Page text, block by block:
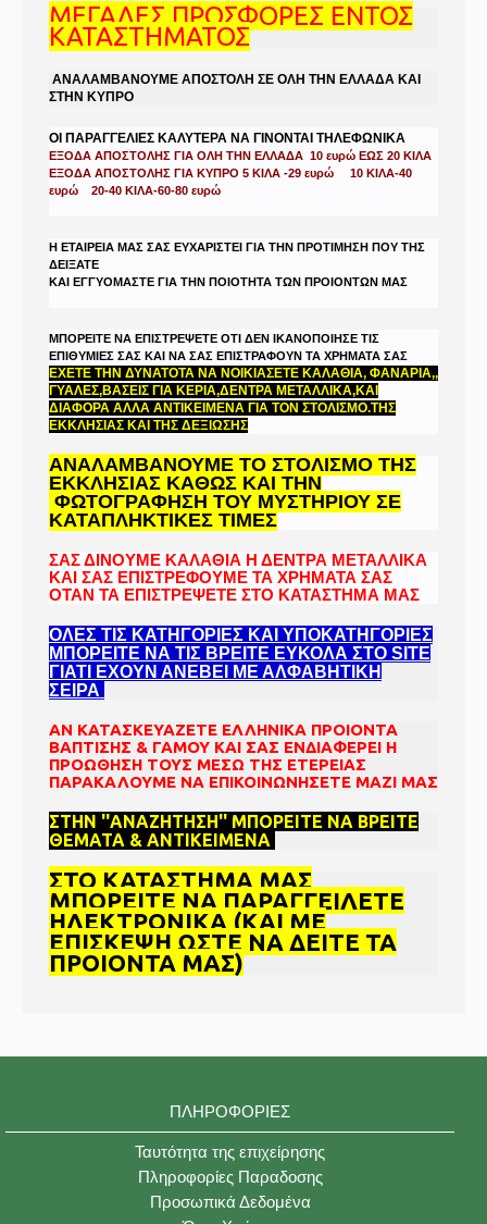
ΜΕΓΑΛΕΣ ΠΡΟΣΦΟΡΕΣ ΕΝΤΟΣ
ΚΑΤΑΣΤΗΜΑΤΟΣ
ΑΝΑΛΑΜΒΑΝΟΥΜΕ ΑΠΟΣΤΟΛΗ ΣΕ ΟΛΗ ΤΗΝ ΕΛΛΑΔΑ ΚΑΙ
ΣΤΗΝ ΚΥΠΡΟ
ΟΙ ΠΑΡΑΓΓΕΛΙΕΣ ΚΑΛΥΤΕΡΑ ΝΑ ΓΙΝΟΝΤΑΙ ΤΗΛΕΦΩΝΙΚΑ
ΕΞΟΔΑ ΑΠΟΣΤΟΛΗΣ ΓΙΑ ΟΛΗ ΤΗΝ ΕΛΛΑΔΑ 10 ευρώ ΕΩΣ 20 ΚΙΛΑ
ΕΞΟΔΑ ΑΠΟΣΤΟΛΗΣ ΓΙΑ ΚΥΠΡΟ 5 ΚΙΛΑ -29 ευρώ 10 ΚΙΛΑ-40
ευρώ 20-40 ΚΙΛΑ-60-80 ευρώ
Η ΕΤΑΙΡΕΙΑ ΜΑΣ ΣΑΣ ΕΥΧΑΡΙΣΤΕΙ ΓΙΑ ΤΗΝ ΠΡΟΤΙΜΗΣΗ ΠΟΥ ΤΗΣ
ΔΕΙΞΑΤΕ
ΚΑΙ ΕΓΓΥΟΜΑΣΤΕ ΓΙΑ ΤΗΝ ΠΟΙΟΤΗΤΑ ΤΩΝ ΠΡΟΙΟΝΤΩΝ ΜΑΣ
ΜΠΟΡΕΙΤΕ ΝΑ ΕΠΙΣΤΡΕΨΕΤΕ ΟΤΙ ΔΕΝ ΙΚΑΝΟΠΟΙΗΣΕ ΤΙΣ
ΕΠΙΘΥΜΙΕΣ ΣΑΣ ΚΑΙ ΝΑ ΣΑΣ ΕΠΙΣΤΡΑΦΟΥΝ ΤΑ ΧΡΗΜΑΤΑ ΣΑΣ
ΕΧΕΤΕ ΤΗΝ ΔΥΝΑΤΟΤΑ ΝΑ ΝΟΙΚΙΑΣΕΤΕ ΚΑΛΑΘΙΑ, ΦΑΝΑΡΙΑ,,
ΓΥΑΛΕΣ,ΒΑΣΕΙΣ ΓΙΑ ΚΕΡΙΑ,ΔΕΝΤΡΑ ΜΕΤΑΛΛΙΚΑ,ΚΑΙ
ΔΙΑΦΟΡΑ ΑΛΛΑ ΑΝΤΙΚΕΙΜΕΝΑ ΓΙΑ ΤΟΝ ΣΤΟΛΙΣΜΟ.ΤΗΣ
ΕΚΚΛΗΣΙΑΣ ΚΑΙ ΤΗΣ ΔΕΞΙΩΣΗΣ
ΑΝΑΛΑΜΒΑΝΟΥΜΕ ΤΟ ΣΤΟΛΙΣΜΟ ΤΗΣ
ΕΚΚΛΗΣΙΑΣ ΚΑΘΩΣ ΚΑΙ ΤΗΝ
ΦΩΤΟΓΡΑΦΗΣΗ ΤΟΥ ΜΥΣΤΗΡΙΟΥ ΣΕ
ΚΑΤΑΠΛΗΚΤΙΚΕΣ ΤΙΜΕΣ
ΣΑΣ ΔΙΝΟΥΜΕ ΚΑΛΑΘΙΑ Η ΔΕΝΤΡΑ ΜΕΤΑΛΛΙΚΑ
ΚΑΙ ΣΑΣ ΕΠΙΣΤΡΕΦΟΥΜΕ ΤΑ ΧΡΗΜΑΤΑ ΣΑΣ
ΟΤΑΝ ΤΑ ΕΠΙΣΤΡΕΨΕΤΕ ΣΤΟ ΚΑΤΑΣΤΗΜΑ ΜΑΣ
ΟΛΕΣ ΤΙΣ ΚΑΤΗΓΟΡΙΕΣ ΚΑΙ ΥΠΟΚΑΤΗΓΟΡΙΕΣ
ΜΠΟΡΕΙΤΕ ΝΑ ΤΙΣ ΒΡΕΙΤΕ ΕΥΚΟΛΑ ΣΤΟ SITE
ΓΙΑΤΙ ΕΧΟΥΝ ΑΝΕΒΕΙ ΜΕ ΑΛΦΑΒHΤΙΚΗ
ΣΕΙΡΑ
ΑΝ ΚΑΤΑΣΚΕΥΑΖΕΤΕ ΕΛΛΗΝΙΚΑ ΠΡΟΙΟΝΤΑ
ΒΑΠΤΙΣΗΣ & ΓΑΜΟΥ ΚΑΙ ΣΑΣ ΕΝΔΙΑΦΕΡΕΙ Η
ΠΡΟΩΘΗΣΗ ΤΟΥΣ ΜΕΣΩ ΤΗΣ ΕΤΕΡΕΙΑΣ
ΠΑΡΑΚΑΛΟΥΜΕ ΝΑ ΕΠΙΚΟΙΝΩΝΗΣΕΤΕ ΜΑΖΙ ΜΑΣ
ΣΤΗΝ ''ΑΝΑΖΗΤΗΣΗ'' ΜΠΟΡΕΙΤΕ ΝΑ ΒΡΕΙΤΕ
ΘΕΜΑΤΑ & ΑΝΤΙΚΕΙΜΕΝΑ
ΣΤΟ ΚΑΤΑΣΤΗΜΑ ΜΑΣ
ΜΠΟΡΕΙΤΕ ΝΑ ΠΑΡΑΓΓΕΙΛΕΤΕ
ΗΛΕΚΤΡΟΝΙΚΑ (ΚΑΙ ΜΕ
ΕΠΙΣΚΕΨΗ ΩΣΤΕ ΝΑ ΔΕΙΤΕ ΤΑ
ΠΡΟΙΟΝΤΑ ΜΑΣ)
ΠΛΗΡΟΦΟΡΊΕΣ
Ταυτότητα της επιχείρησης
Πληροφορίες Παραδοσης
Προσωπικά Δεδομένα